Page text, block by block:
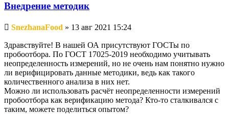
Внедрение методик
Непрочитанное
SnezhanaFood » 13 авг 2021 15:24
Здравствуйте! В нашей ОА присутствуют ГОСТы по
пробоотбора. По ГОСТ 17025-2019 необходимо учитывать
неопределенность измерений, но не очень нам понятно нужно
ли верифицировать данные методики, ведь как такого
количественного анализа в них нет.
Можно ли использовать расчёт неопределенности измерений
пробоотбора как верификацию метода? Кто-то сталкивался с
таким, можете поделиться опытом?